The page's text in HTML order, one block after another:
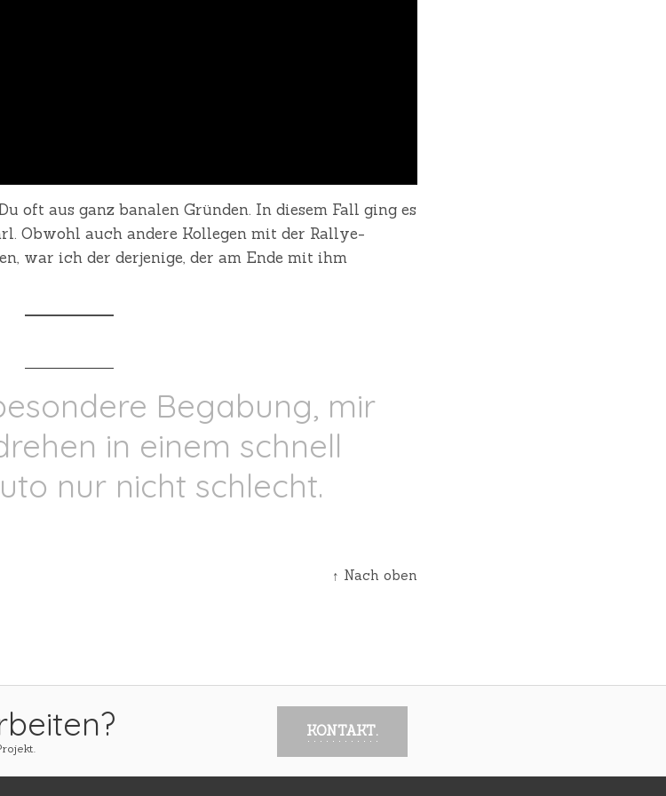
oft aus ganz banalen Gründen. In diesem Fall ging es
Obwohl auch andere Kollegen mit der Rallye-
war ich der derjenige, der am Ende mit ihm
Begabung, mir
in einem schnell
nur nicht schlecht.
↑ Nach oben
KONTAKT.